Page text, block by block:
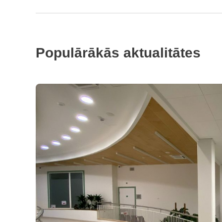
Populārākās aktualitātes